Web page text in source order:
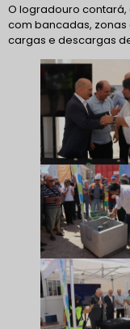
O logradouro
com bancadas,
cargas e descargas